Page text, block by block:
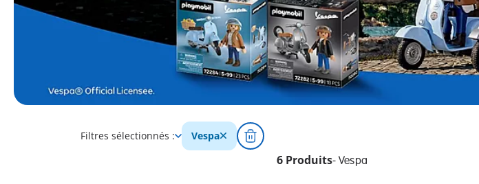
Filtres sélectionnés : Vespa
6 Produits- Vespa